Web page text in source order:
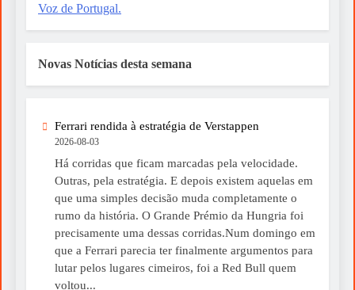
Voz de Portugal.
Novas Notícias desta semana
Ferrari rendida à estratégia de Verstappen
2026-08-03
Há corridas que ficam marcadas pela velocidade.
Outras, pela estratégia. E depois existem aquelas em
que uma simples decisão muda completamente o
rumo da história. O Grande Prémio da Hungria foi
precisamente uma dessas corridas.Num domingo em
que a Ferrari parecia ter finalmente argumentos para
lutar pelos lugares cimeiros, foi a Red Bull quem
voltou...